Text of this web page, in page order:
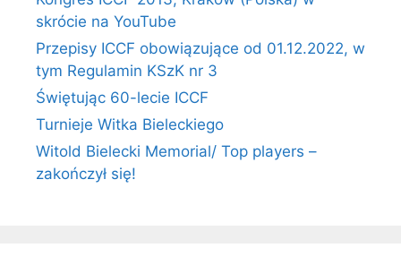
skrócie na YouTube
Przepisy ICCF obowiązujące od 01.12.2022, w
tym Regulamin KSzK nr 3
Świętując 60-lecie ICCF
Turnieje Witka Bieleckiego
Witold Bielecki Memorial/ Top players –
zakończył się!